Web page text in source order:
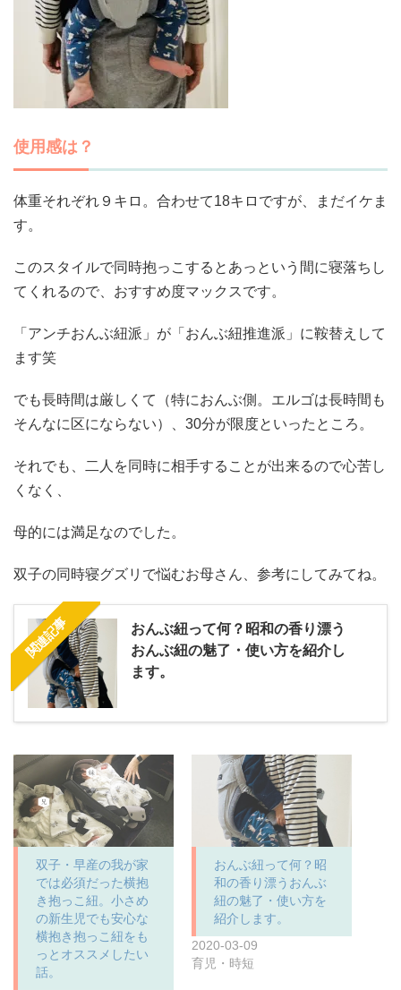
使用感は？
体重それぞれ９キロ。合わせて18キロですが、まだイケま
す。
このスタイルで同時抱っこするとあっという間に寝落ちし
てくれるので、おすすめ度マックスです。
「アンチおんぶ紐派」が「おんぶ紐推進派」に鞍替えして
ます笑
でも長時間は厳しくて（特におんぶ側。エルゴは長時間も
そんなに区にならない）、30分が限度といったところ。
それでも、二人を同時に相手することが出来るので心苦し
くなく、
母的には満足なのでした。
双子の同時寝グズリで悩むお母さん、参考にしてみてね。
関連記事
おんぶ紐って何？昭和の香り漂う
おんぶ紐の魅了・使い方を紹介し
ます。
双子・早産の我が家
では必須だった横抱
き抱っこ紐。小さめ
の新生児でも安心な
横抱き抱っこ紐をも
っとオススメしたい
話。
おんぶ紐って何？昭
和の香り漂うおんぶ
紐の魅了・使い方を
紹介します。
2020-03-09
育児・時短